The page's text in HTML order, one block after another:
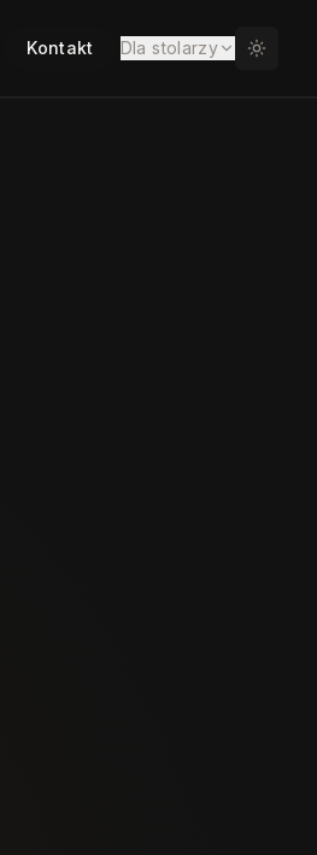
Kontakt Dla stolarzy